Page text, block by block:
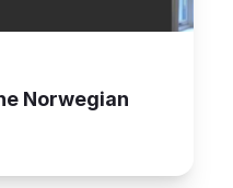
Norwegian